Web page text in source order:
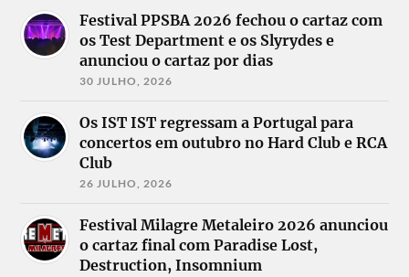
Festival PPSBA 2026 fechou o cartaz com
os Test Department e os Slyrydes e
anunciou o cartaz por dias
30 JULHO, 2026
Os IST IST regressam a Portugal para
concertos em outubro no Hard Club e RCA
Club
26 JULHO, 2026
Festival Milagre Metaleiro 2026 anunciou
o cartaz final com Paradise Lost,
Destruction, Insomnium